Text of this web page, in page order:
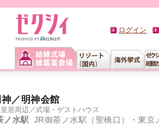
ログイン
／明神会館
居周辺 ／式場・ゲストハウス
ノ水駅 JR御茶ノ水駅（聖橋口）・東京メトロ丸ノ内